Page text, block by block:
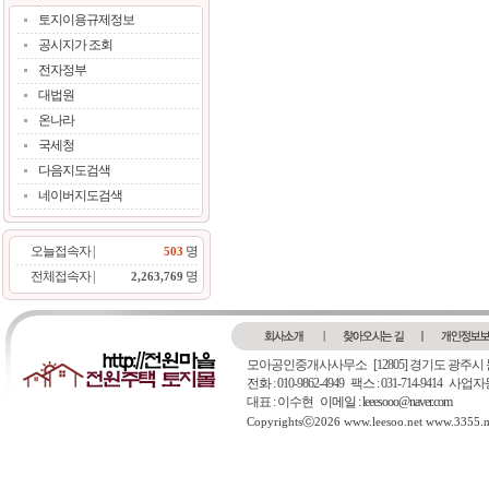
토지이용규제정보
공시지가 조회
전자정부
대법원
온나라
국세청
다음지도검색
네이버지도검색
오늘접속자 | 503 명
전체접속자 |
2,263,769 명
모아공인중개사사무소 [12805] 경기도 광주
전화 : 010-9862-4949 팩스 : 031-714-9414 사업
대표 : 이수현 이메일 : leeesooo@naver.com
Copyrightsⓒ2026 www.leesoo.net